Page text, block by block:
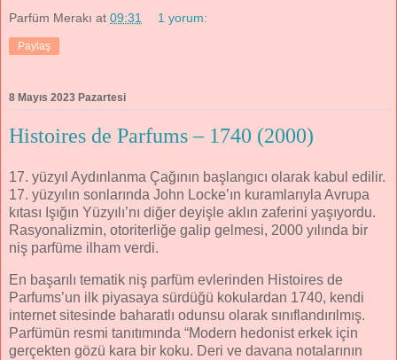
Parfüm Merakı at 09:31 1 yorum:
Paylaş
8 Mayıs 2023 Pazartesi
Histoires de Parfums – 1740 (2000)
17. yüzyıl Aydınlanma Çağının başlangıcı olarak kabul edilir.
17. yüzyılın sonlarında John Locke’ın kuramlarıyla Avrupa
kıtası Işığın Yüzyılı’nı diğer deyişle aklın zaferini yaşıyordu.
Rasyonalizmin, otoriterliğe galip gelmesi, 2000 yılında bir
niş parfüme ilham verdi.
En başarılı tematik niş parfüm evlerinden Histoires de
Parfums’un ilk piyasaya sürdüğü kokulardan 1740, kendi
internet sitesinde baharatlı odunsu olarak sınıflandırılmış.
Parfümün resmi tanıtımında “Modern hedonist erkek için
gerçekten gözü kara bir koku. Deri ve davana notalarının